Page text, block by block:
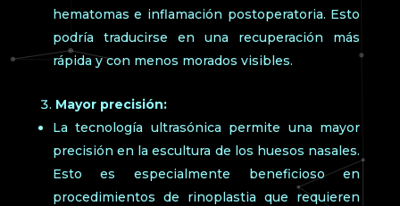
hematomas e inflamación postoperatoria. Esto
podría traducirse en una recuperación más
rápida y con menos morados visibles.
Mayor precisión:
La tecnología ultrasónica permite una mayor
precisión en la escultura de los huesos nasales.
Esto es especialmente beneficioso en
procedimientos de rinoplastia que requieren